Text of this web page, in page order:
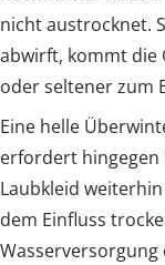
nicht austrocknet.
abwirft, kommt die
oder seltener zum
Eine helle
erfordert hingegen
Laubkleid
dem Einfluss